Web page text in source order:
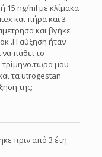
15 ng/ml με κλίμακα
και πήρα και 3
και βγήκε
.Η αύξηση ήταν
να πάθει το
τρίμηνο.τωρα μου
τα utrogestan
της;
πριν από 3 έτη